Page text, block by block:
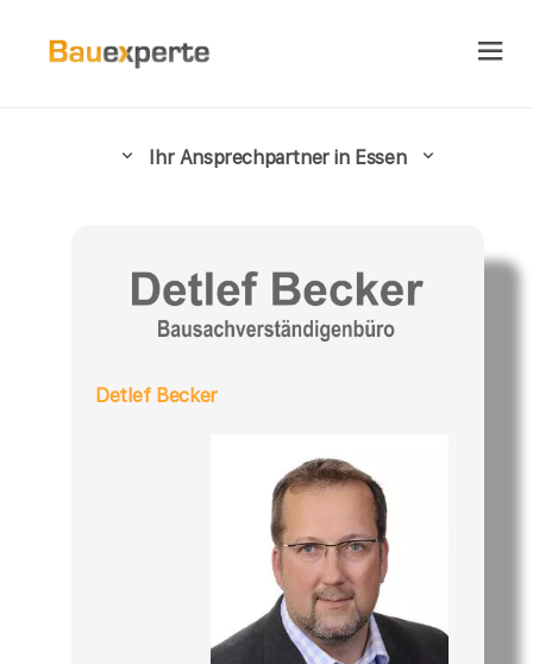
Ihr Ansprechpartner in Essen
Detlef Becker